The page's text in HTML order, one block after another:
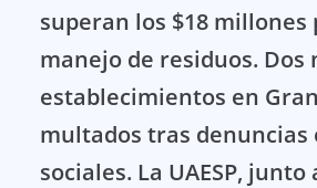
superan los $18 millones
manejo de residuos. Dos
establecimientos en
multados tras denuncias
sociales. La UAESP, junto